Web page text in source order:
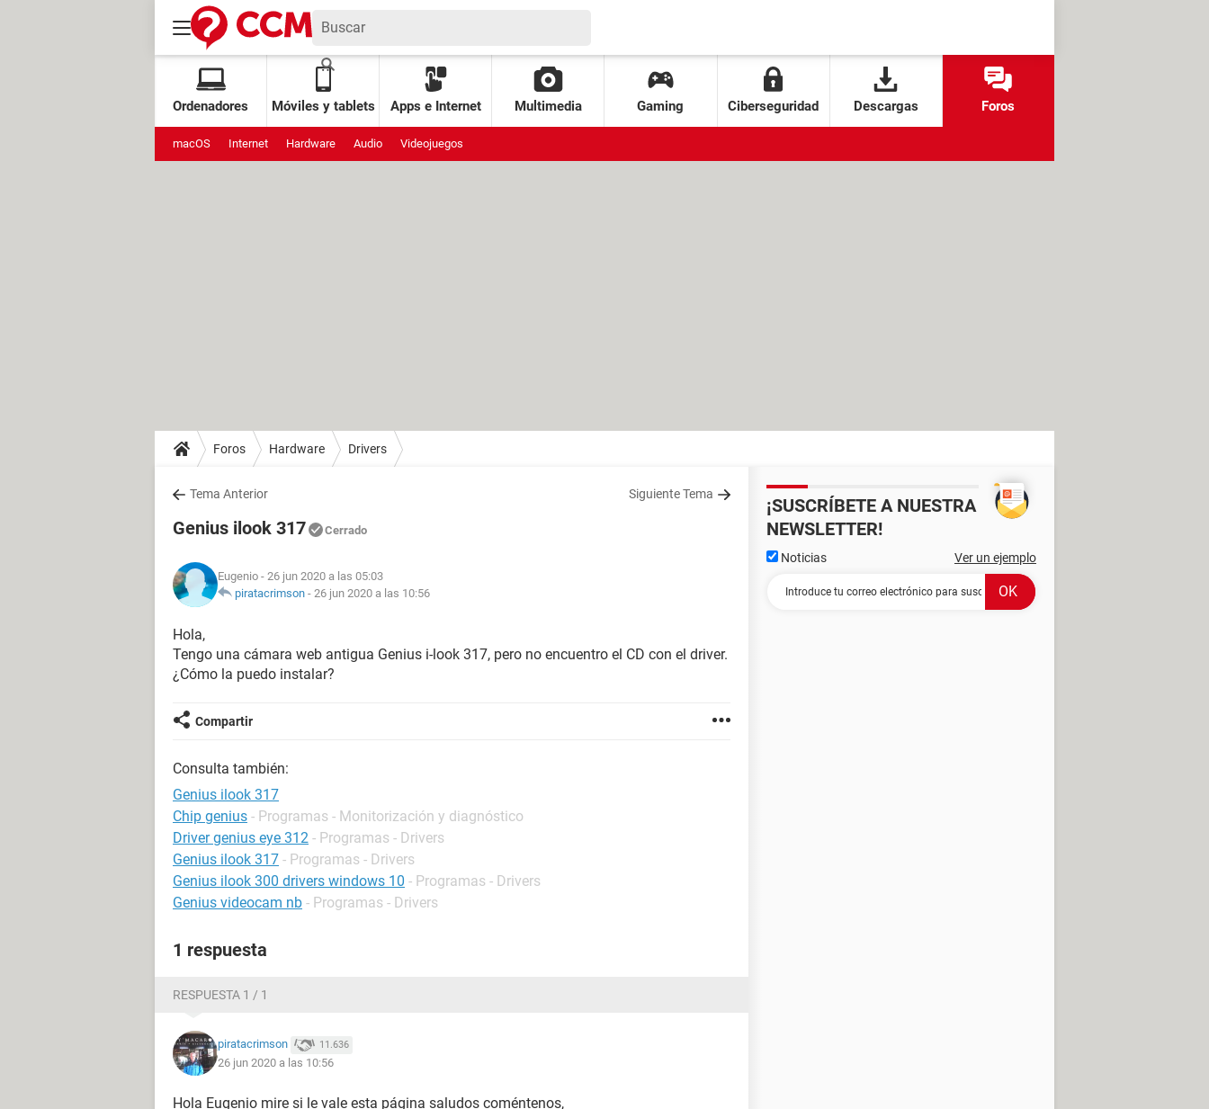
Ordenadores Móviles y tablets Apps e Internet Multimedia Gaming Ciberseguridad Descargas Foros
macOS Internet Hardware Audio Videojuegos
Foros Hardware Drivers
Tema Anterior Siguiente Tema
Genius ilook 317 Cerrado
Eugenio - 26 jun 2020 a las 05:03
piratacrimson - 26 jun 2020 a las 10:56
Hola,
Tengo una cámara web antigua Genius i-look 317, pero no encuentro el CD con el driver.
¿Cómo la puedo instalar?
Compartir
Consulta también:
Genius ilook 317
Chip genius - Programas - Monitorización y diagnóstico
Driver genius eye 312 - Programas - Drivers
Genius ilook 317 - Programas - Drivers
Genius ilook 300 drivers windows 10 - Programas - Drivers
Genius videocam nb - Programas - Drivers
1 respuesta
RESPUESTA 1 / 1
piratacrimson 11.636
26 jun 2020 a las 10:56
Hola Eugenio mire si le vale esta página saludos coméntenos,
¡SUSCRÍBETE A NUESTRA
NEWSLETTER!
Noticias Ver un ejemplo